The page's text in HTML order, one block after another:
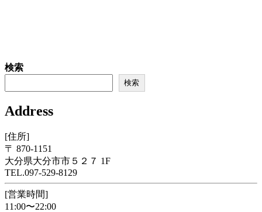
検索
検索
Address
[住所]
〒 870-1151
大分県大分市市５２７ 1F
TEL.097-529-8129
[営業時間]
11:00〜22:00